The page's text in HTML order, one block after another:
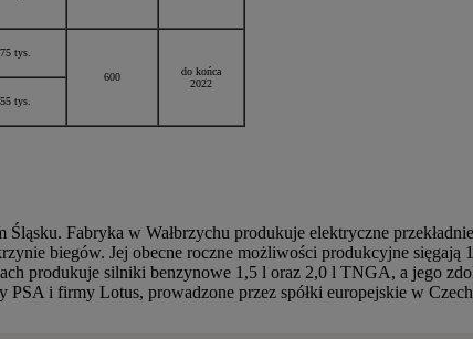
tys.
600
do końca
2022
tys.
Fabryka w Wałbrzychu produkuje elektryczne
biegów. Jej obecne roczne możliwości produkcyjne
produkuje silniki benzynowe 1,5 l oraz 2,0 l TNGA, a jego
i firmy Lotus, prowadzone przez spółki europejskie w